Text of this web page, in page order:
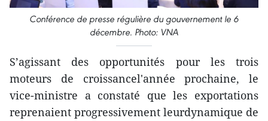
Conférence de presse régulière du gouvernement le 6
décembre. Photo: VNA
S’agissant des opportunités pour les trois
moteurs de croissancel'année prochaine, le
vice-ministre a constaté que les exportations
reprenaient progressivement leurdynamique de